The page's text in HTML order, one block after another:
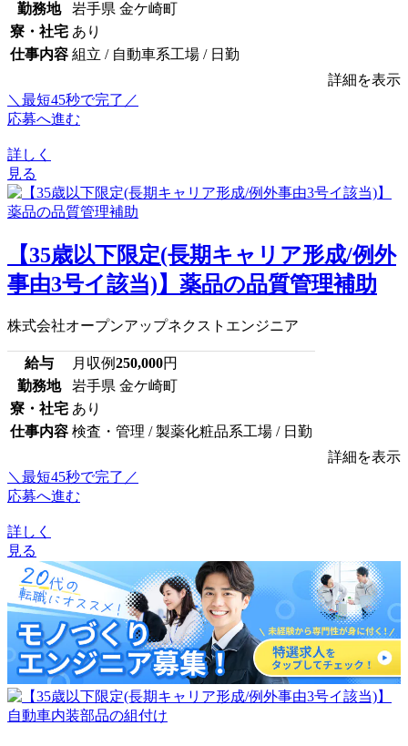
勤務地
岩手県 金ケ崎町
寮・社宅 あり
仕事内容 組立 / 自動車系工場 / 日勤
詳細を表示
＼最短45秒で完了／
応募へ進む
詳しく
見る
【35歳以下限定(長期キャリア形成/例外
事由3号イ該当)】薬品の品質管理補助
株式会社オープンアップネクストエンジニア
給与 月収例250,000円
勤務地
岩手県 金ケ崎町
寮・社宅 あり
仕事内容 検査・管理 / 製薬化粧品系工場 / 日勤
詳細を表示
＼最短45秒で完了／
応募へ進む
詳しく
見る